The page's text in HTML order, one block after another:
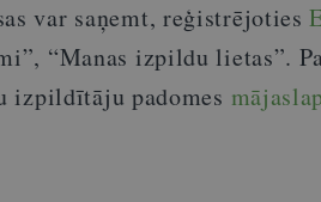
var saņemt, reģistrējoties
“Manas izpildu lietas”.
izpildītāju padomes